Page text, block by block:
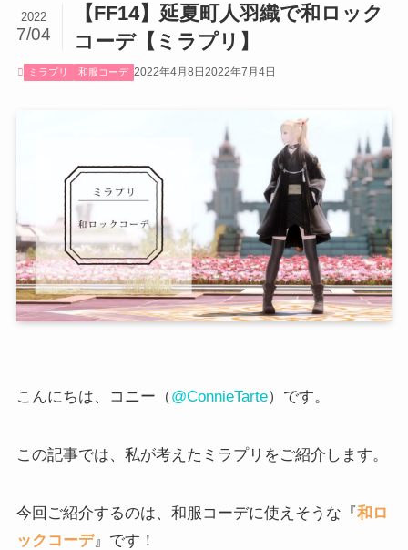
【FF14】延夏町人羽織で和ロック
コーデ【ミラプリ】
2022
7/04
ミラプリ 和服コーデ 2022年4月8日 2022年7月4日
こんにちは、コニー（@ConnieTarte）です。
この記事では、私が考えたミラプリをご紹介します。
今回ご紹介するのは、和服コーデに使えそうな『和ロ
ックコーデ』です！